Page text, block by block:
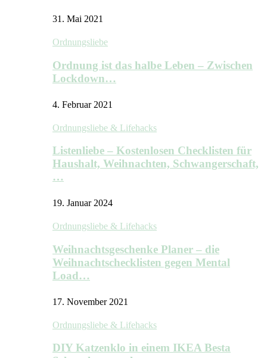
31. Mai 2021
Ordnungsliebe
Ordnung ist das halbe Leben – Zwischen
Lockdown…
4. Februar 2021
Ordnungsliebe & Lifehacks
Listenliebe – Kostenlosen Checklisten für
Haushalt, Weihnachten, Schwangerschaft,
…
19. Januar 2024
Ordnungsliebe & Lifehacks
Weihnachtsgeschenke Planer – die
Weihnachtschecklisten gegen Mental
Load…
17. November 2021
Ordnungsliebe & Lifehacks
DIY Katzenklo in einem IKEA Besta